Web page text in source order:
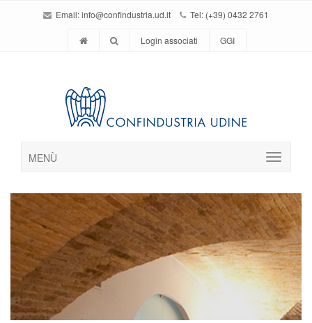
Email:info@confindustria.ud.it Tel: (+39) 0432 2761
Login associati GGI
MENÙ